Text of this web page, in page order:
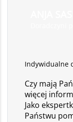
Indywidualne
Czy mają
więcej
Jako
Państwu